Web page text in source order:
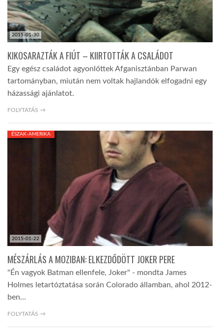
2015-01-30
KIKOSARAZTÁK A FIÚT – KIIRTOTTÁK A CSALÁDOT
Egy egész családot agyonlőttek Afganisztánban Parwan
tartományban, miután nem voltak hajlandók elfogadni egy
házassági ajánlatot.
FOLYTATÁS →
2015-01-22
ÉSZAK-AMERIKA
MÉSZÁRLÁS A MOZIBAN: ELKEZDŐDÖTT JOKER PERE
"Én vagyok Batman ellenfele, Joker" - mondta James
Holmes letartóztatása során Colorado államban, ahol 2012-
ben…
FOLYTATÁS →